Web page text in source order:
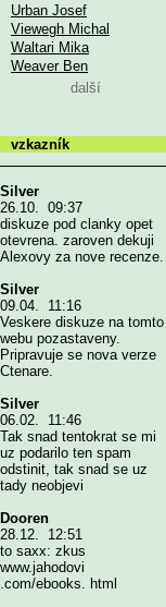
Urban Josef
Viewegh Michal
Waltari Mika
Weaver Ben
další
vzkazník
Silver
26.10. 09:37
diskuze pod clanky opet
otevrena. zaroven dekuji
Alexovy za nove recenze.
Silver
09.04. 11:16
Veskere diskuze na tomto
webu pozastaveny.
Pripravuje se nova verze
Ctenare.
Silver
06.02. 11:46
Tak snad tentokrat se mi
uz podarilo ten spam
odstinit, tak snad se uz
tady neobjevi
Dooren
28.12. 12:51
to saxx: zkus
www.jahodovi
.com/ebooks. html